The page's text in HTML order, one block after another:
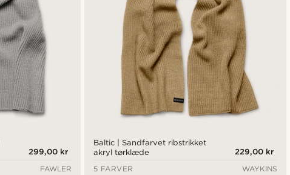
299,00 kr
FAWLER
Baltic | Sandfarvet ribstrikket
akryl tørklæde
229,00 kr
5 FARVER
WAYKINS